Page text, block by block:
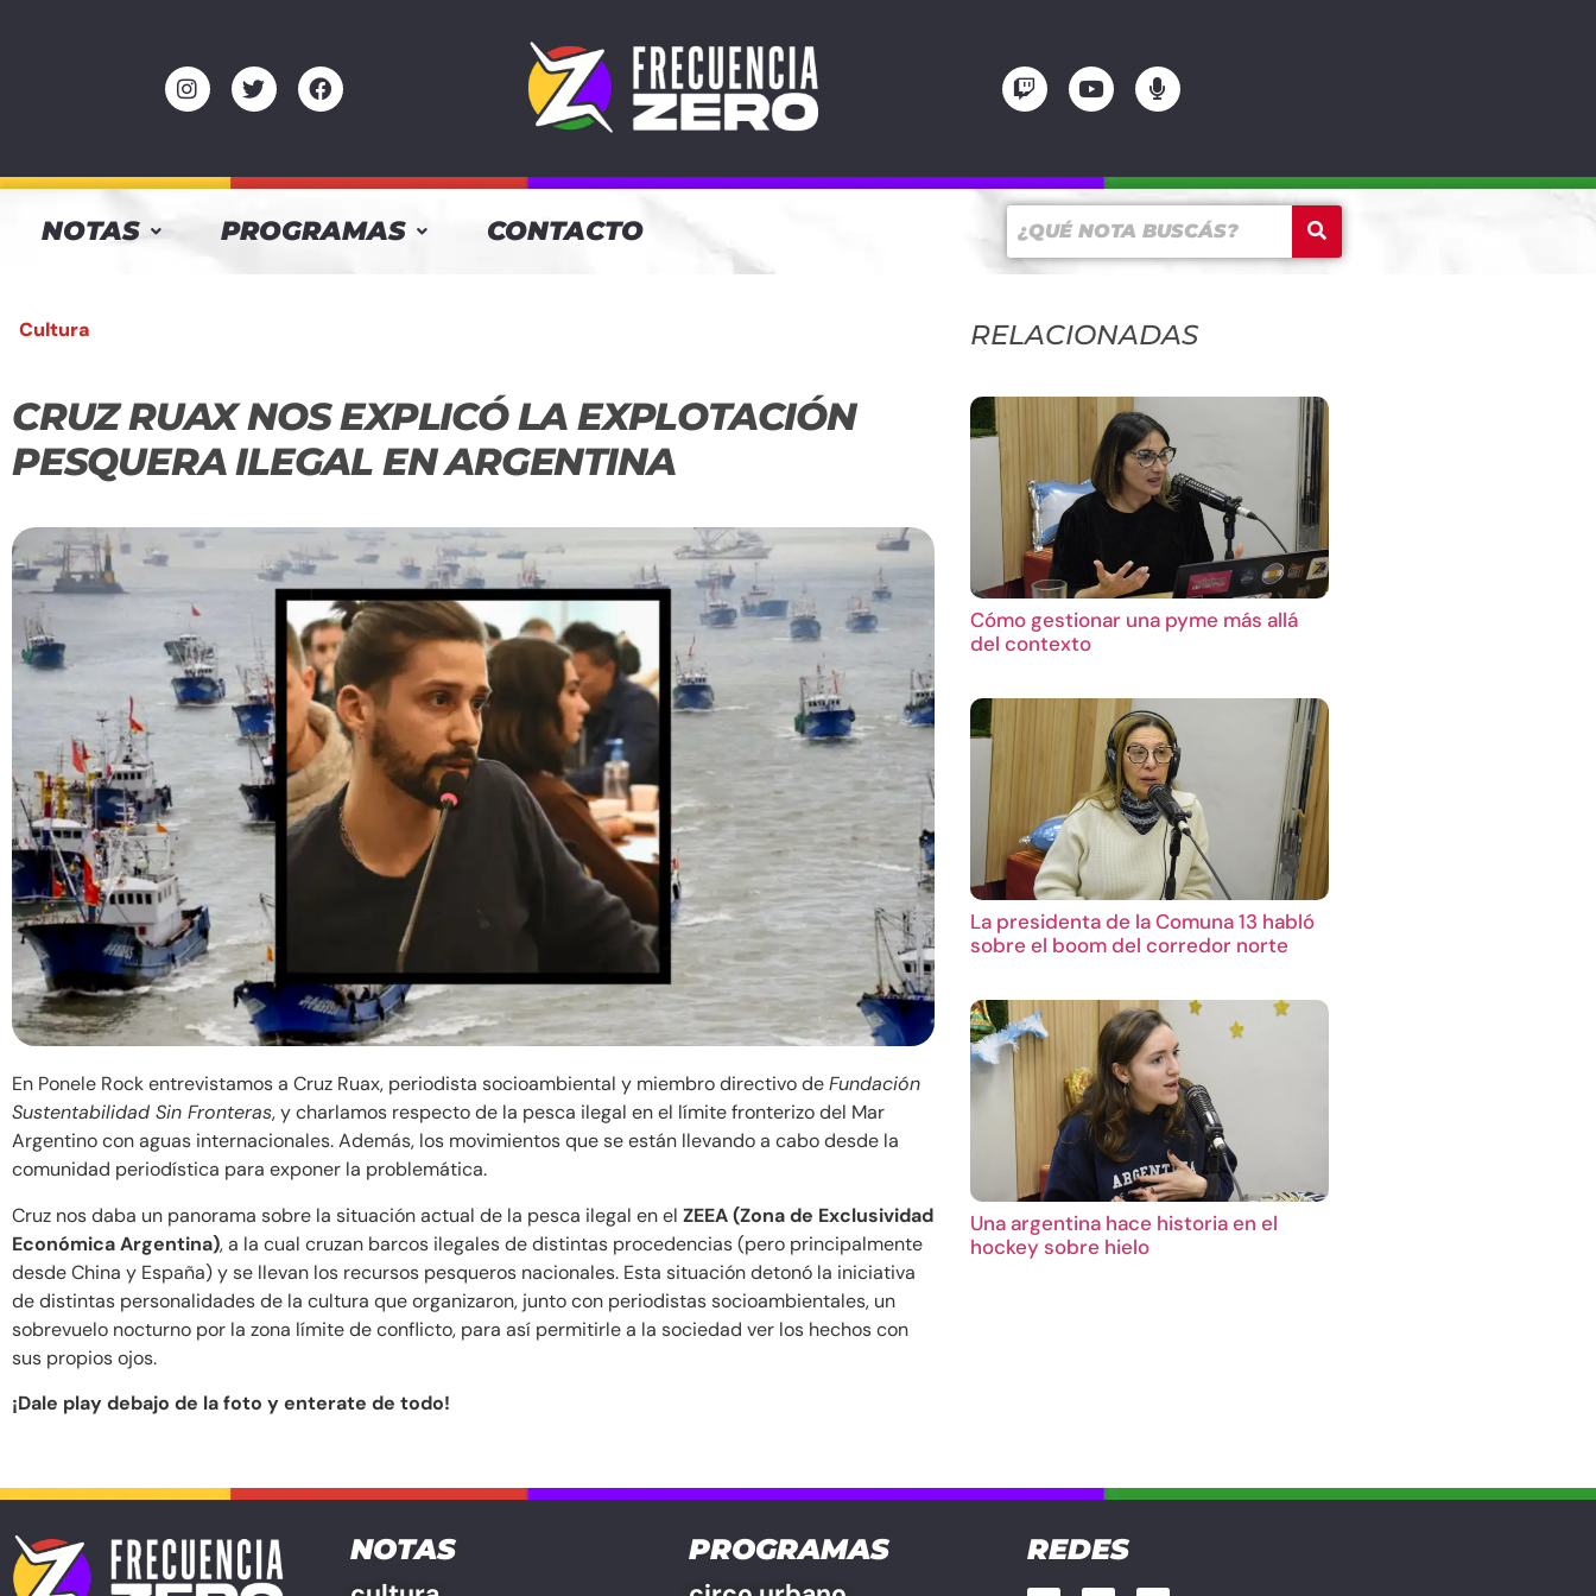
NOTAS PROGRAMAS CONTACTO
Cultura
CRUZ RUAX NOS EXPLICÓ LA EXPLOTACIÓN
PESQUERA ILEGAL EN ARGENTINA
En Ponele Rock entrevistamos a Cruz Ruax, periodista socioambiental y miembro directivo deFundación
Sustentabilidad Sin Fronteras, y charlamos respecto de la pesca ilegal en el límite fronterizo del Mar
Argentino con aguas internacionales. Además, los movimientos que se están llevando a cabo desde la
comunidad periodística para exponer la problemática.
Cruz nos daba un panorama sobre la situación actual de la pesca ilegal en el ZEEA (Zona de Exclusividad
Económica Argentina), a la cual cruzan barcos ilegales de distintas procedencias (pero principalmente
desde China y España) y se llevan los recursos pesqueros nacionales. Esta situación detonó la iniciativa
de distintas personalidades de la cultura que organizaron, junto con periodistas socioambientales, un
sobrevuelo nocturno por la zona límite de conflicto, para así permitirle a la sociedad ver los hechos con
sus propios ojos.
¡Dale play debajo de la foto y enterate de todo!
RELACIONADAS
Cómo gestionar una pyme más allá
del contexto
La presidenta de la Comuna 13 habló
sobre el boom del corredor norte
Una argentina hace historia en el
hockey sobre hielo
NOTAS PROGRAMAS REDES